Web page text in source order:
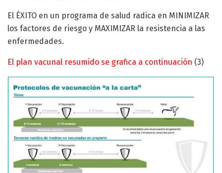
El ÉXITO en un programa de salud radica en MINIMIZAR
los factores de riesgo y MAXIMIZAR la resistencia a las
enfermedades.
El plan vacunal resumido se grafica a continuación (3)